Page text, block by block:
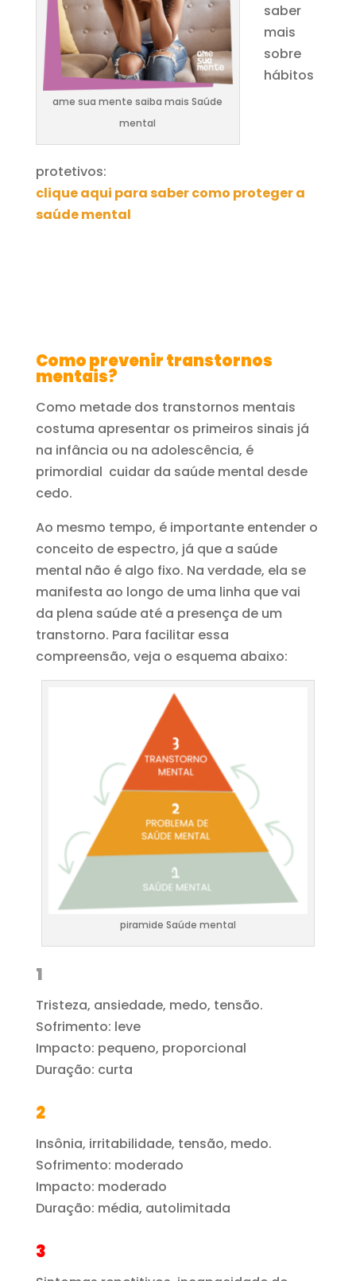
ame sua mente saiba mais Saúde
mental
saber
mais
sobre
hábitos
protetivos:
clique aqui para saber como proteger a
saúde mental
Como prevenir transtornos
mentais?
Como metade dos transtornos mentais
costuma apresentar os primeiros sinais já
na infância ou na adolescência, é
primordial cuidar da saúde mental desde
cedo.
Ao mesmo tempo, é importante entender o
conceito de espectro, já que a saúde
mental não é algo fixo. Na verdade, ela se
manifesta ao longo de uma linha que vai
da plena saúde até a presença de um
transtorno. Para facilitar essa
compreensão, veja o esquema abaixo:
piramide Saúde mental
1
Tristeza, ansiedade, medo, tensão.
Sofrimento: leve
Impacto: pequeno, proporcional
Duração: curta
2
Insônia, irritabilidade, tensão, medo.
Sofrimento: moderado
Impacto: moderado
Duração: média, autolimitada
3